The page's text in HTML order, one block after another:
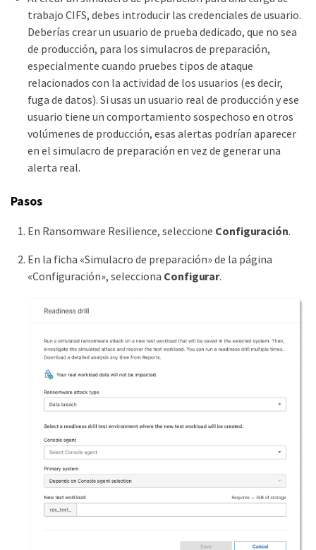
trabajo CIFS, debes introducir las credenciales de usuario.
Deberías crear un usuario de prueba dedicado, que no sea
de producción, para los simulacros de preparación,
especialmente cuando pruebes tipos de ataque
relacionados con la actividad de los usuarios (es decir,
fuga de datos). Si usas un usuario real de producción y ese
usuario tiene un comportamiento sospechoso en otros
volúmenes de producción, esas alertas podrían aparecer
en el simulacro de preparación en vez de generar una
alerta real.
Pasos
En Ransomware Resilience, seleccione Configuración.
En la ficha «Simulacro de preparación» de la página
«Configuración», selecciona Configurar.